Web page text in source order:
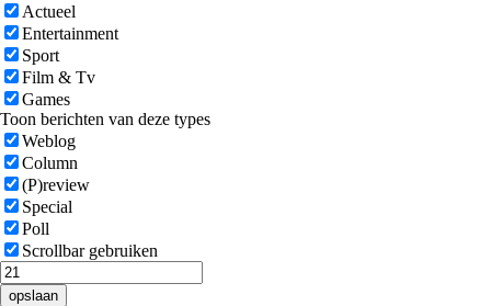
Actueel
Entertainment
Sport
Film & Tv
Games
Toon berichten van deze types
Weblog
Column
(P)review
Special
Poll
Scrollbar gebruiken
opslaan